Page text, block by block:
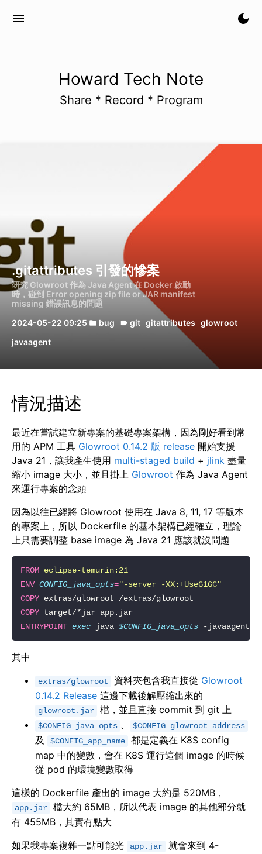
menu dark_mode
Howard Tech Note
Share * Record * Program
.gitattributes 引發的慘案
研究 Glowroot 作為 Java Agent 在 Docker 啟動
時，碰到 Error opening zip file or JAR manifest
missing 錯誤訊息的問題
2024-05-22 09:25 folder bug label git gitattributes glowroot
javaagent
情況描述
最近在嘗試建立新專案的基礎專案架構，因為剛好看到常
用的 APM 工具 Glowroot 0.14.2 版 release 開始支援
Java 21，讓我產生使用 multi-staged build + jlink 盡量
縮小 image 大小，並且掛上 Glowroot 作為 Java Agent
來運行專案的念頭
因為以往已經將 Glowroot 使用在 Java 8, 11, 17 等版本
的專案上，所以 Dockerfile 的基本架構已經確立，理論
上只需要調整 base image 為 Java 21 應該就沒問題
FROM eclipse-temurin:21
ENV CONFIG_java_opts="-server -XX:+UseG1GC"
COPY
COPY
ENTRYPOINT exec java $CONFIG_java_opts -javaagent:/
其中
extras/glowroot 資料夾包含我直接從 Glowroot
0.14.2 Release 這邊下載後解壓縮出來的
glowroot.jar 檔，並且直接 commit 到 git 上
$CONFIG_java_opts 、 $CONFIG_glowroot_address
及 $CONFIG_app_name
都是定義在 K8S config
map 中的變數，會在 K8S 運行這個 image 的時候
從 pod 的環境變數取得
這樣的 Dockerfile 產出的 image 大約是 520MB，
app.jar
檔大約 65MB，所以代表 image 的其他部分就
有 455MB，其實有點大
如果我專案複雜一點可能光
app.jar
就會來到 4-